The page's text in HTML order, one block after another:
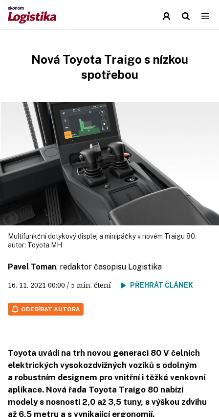
Nová Toyota Traigo s nízkou
spotřebou
Multifunkční dotykový displej a minipáčky v novém Traigu 80.
autor: Toyota MH
Pavel Toman, redaktor časopisu Logistika
16. 11. 2021 00:00 / 5 min. čtení PŘEHRÁT ČLÁNEK
ODEBÍRAT AUTORA
Toyota uvádí na trh novou generaci 80 V čelních
elektrických vysokozdvižných vozíků s odolným
a robustním designem pro vnitřní i těžké venkovní
aplikace. Nová řada Toyota Traigo 80 nabízí
modely s nosností 2,0 až 3,5 tuny, s výškou zdvihu
až 6,5 metru a s vynikající ergonomií.